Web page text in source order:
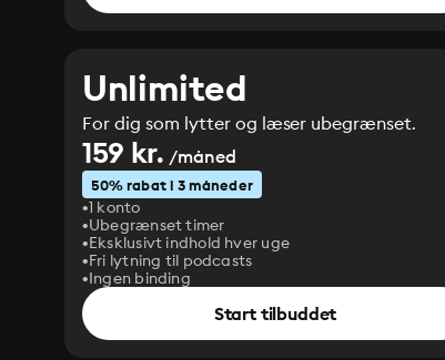
Unlimited
For dig som lytter og læser ubegrænset.
159 kr. /måned
50% rabat i 3 måneder
1 konto
Ubegrænset timer
Eksklusivt indhold hver uge
Fri lytning til podcasts
Ingen binding
Start tilbuddet